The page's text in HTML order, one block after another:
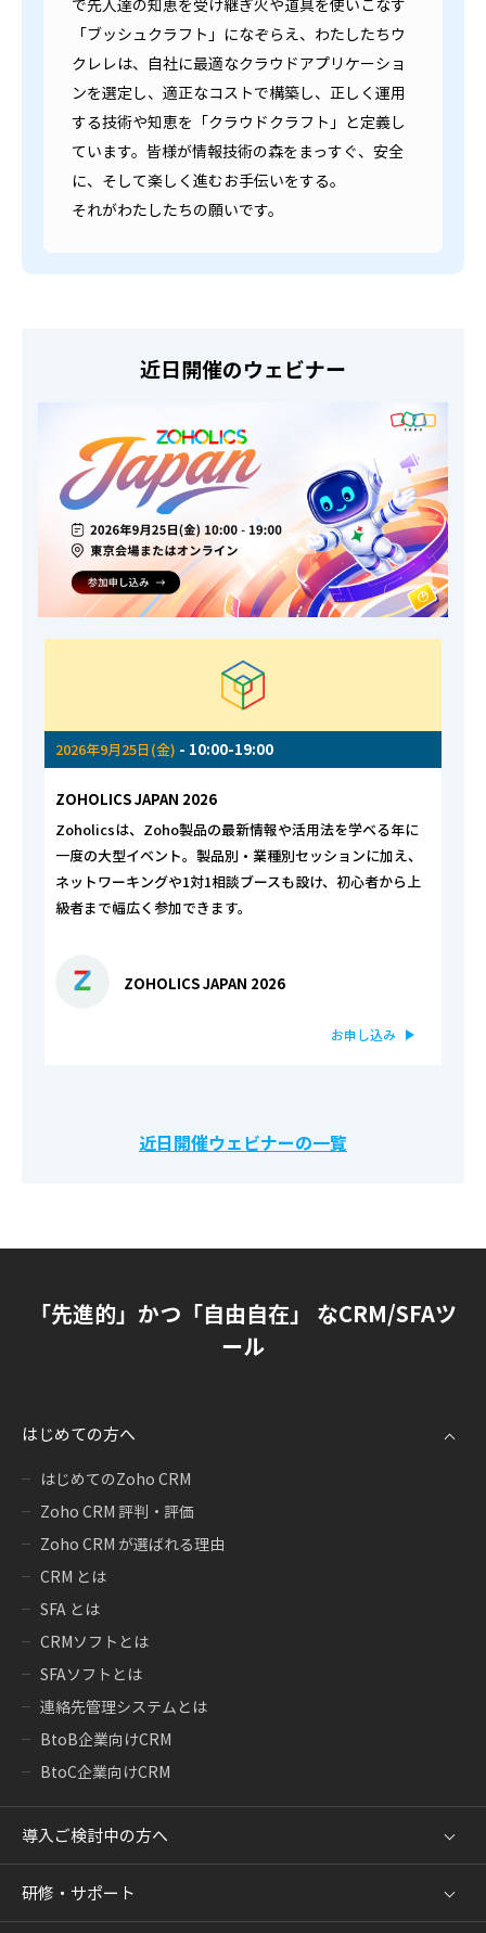
で先人達の知恵を受け継ぎ火や道具を使いこなす
「ブッシュクラフト」になぞらえ、わたしたちウ
クレレは、自社に最適なクラウドアプリケーショ
ンを選定し、適正なコストで構築し、正しく運用
する技術や知恵を「クラウドクラフト」と定義し
ています。皆様が情報技術の森をまっすぐ、安全
に、そして楽しく進むお手伝いをする。
それがわたしたちの願いです。
近日開催のウェビナー
2026年9月25日(金) - 10:00-19:00
ZOHOLICS JAPAN 2026
Zoholicsは、Zoho製品の最新情報や活用法を学べる年に
一度の大型イベント。製品別・業種別セッションに加え、
ネットワーキングや1対1相談ブースも設け、初心者から上
級者まで幅広く参加できます。
ZOHOLICS JAPAN 2026
お申し込み
近日開催ウェビナーの一覧
「先進的」かつ「自由自在」 なCRM/SFAツ
ール
はじめての方へ
はじめてのZoho CRM
Zoho CRM 評判・評価
Zoho CRM が選ばれる理由
CRM とは
SFA とは
CRMソフトとは
SFAソフトとは
連絡先管理システムとは
BtoB企業向けCRM
BtoC企業向けCRM
導入ご検討中の方へ
研修・サポート